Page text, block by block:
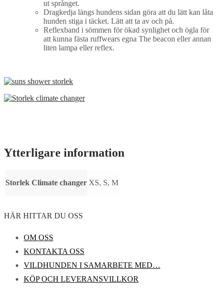
ut språnget.
Dragkedja längs hundens sidan göra att du lätt kan låta
hunden stiga i täcket. Lätt att ta av och på.
Reflexband i sömmen för ökad synlighet och ögla för
att kunna fästa ruffwears egna The beacon eller annan
liten lampa eller reflex.
Ytterligare information
Storlek Climate changer XS, S, M
HÄR HITTAR DU OSS
OM OSS
KONTAKTA OSS
VILDHUNDEN I SAMARBETE MED…
KÖP OCH LEVERANSVILLKOR